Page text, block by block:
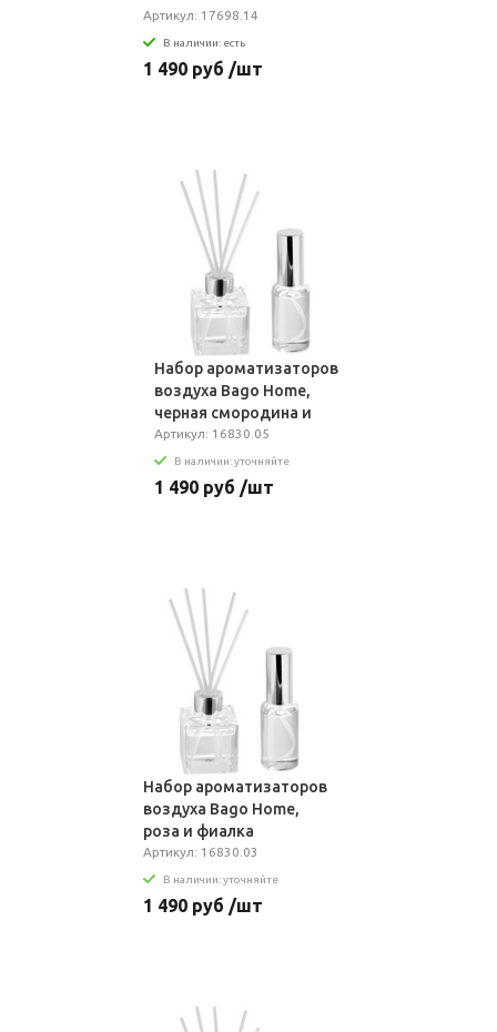
Артикул: 17698.14
В наличии: есть
1 490 руб /шт
Набор ароматизаторов
воздуха Bago Home,
черная смородина и
инжир
Артикул: 16830.05
В наличии: уточняйте
1 490 руб /шт
Набор ароматизаторов
воздуха Bago Home,
роза и фиалка
Артикул: 16830.03
В наличии: уточняйте
1 490 руб /шт